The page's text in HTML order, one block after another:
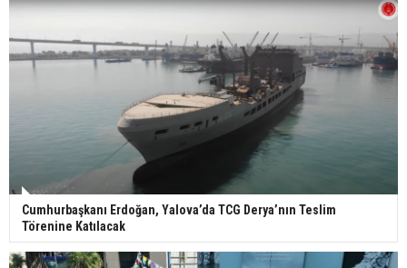
Cumhurbaşkanı Erdoğan, Yalova’da TCG Derya’nın Teslim
Törenine Katılacak